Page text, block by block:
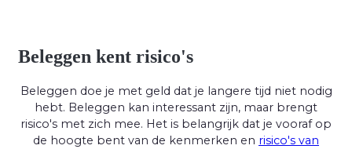
Beleggen kent risico's
Beleggen doe je met geld dat je langere tijd niet nodig
hebt. Beleggen kan interessant zijn, maar brengt
risico's met zich mee. Het is belangrijk dat je vooraf op
de hoogte bent van de kenmerken en risico's van